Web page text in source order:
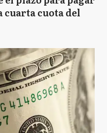
cuarta cuota del